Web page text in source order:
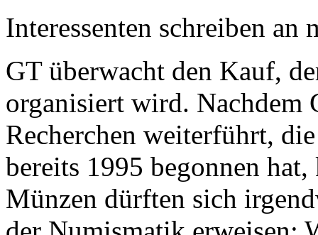
Interessenten schreiben
GT überwacht den Kauf,
organisiert wird. Nachdem
Recherchen weiterführt,
bereits 1995 begonnen
Münzen dürften sich